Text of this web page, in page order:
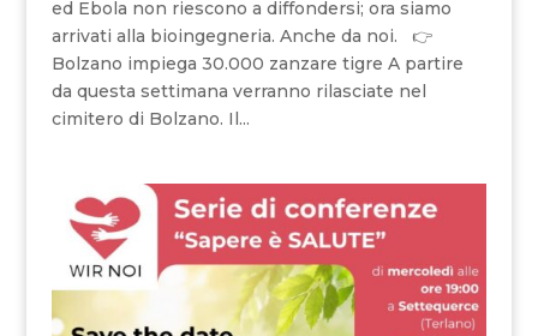
ed Ebola non riescono a diffondersi; ora siamo
arrivati alla bioingegneria. Anche da noi. 👉
Bolzano impiega 30.000 zanzare tigre A partire
da questa settimana verranno rilasciate nel
cimitero di Bolzano. Il...